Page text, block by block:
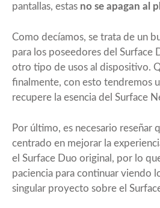
pantallas, estas no se apagan al
Como decíamos, se trata de un
para los poseedores del Surface
otro tipo de usos al dispositivo.
finalmente, con esto tendremos
recupere la esencia del Surface
Por último, es necesario reseñar
centrado en mejorar la
el Surface Duo original, por lo
paciencia para continuar viendo
singular proyecto sobre el